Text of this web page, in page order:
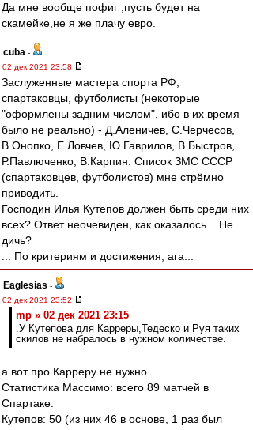
Да мне вообще пофиг ,пусть будет на
скамейке,не я же плачу евро.
cuba -
02 дек 2021 23:58
Заслуженные мастера спорта РФ,
спартаковцы, футболисты (некоторые
"оформлены задним числом", ибо в их время
было не реально) - Д.Аленичев, С.Черчесов,
В.Онопко, Е.Ловчев, Ю.Гаврилов, В.Быстров,
Р.Павлюченко, В.Карпин. Список ЗМС СССР
(спартаковцев, футболистов) мне стрёмно
приводить.
Господин Илья Кутепов должен быть среди них
всех? Ответ неочевиден, как оказалось... Не
дичь?
... По критериям и достижения, ага...
Eaglesias -
02 дек 2021 23:52
mp » 02 дек 2021 23:15
.У Кутепова для Карреры,Тедеско и Руя таких
скилов не набралось в нужном количестве.
а вот про Карреру не нужно...
Статистика Массимо: всего 89 матчей в
Спартаке.
Кутепов: 50 (из них 46 в основе, 1 раз был